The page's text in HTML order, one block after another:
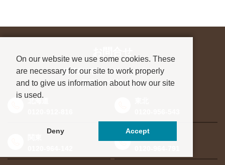
進学先が決まっていない方も、
お気軽にご相談ください
東海・北信越
On our website we use some cookies. These
are necessary for our site to work properly
and to give us information about how our site
is used.
Deny Accept